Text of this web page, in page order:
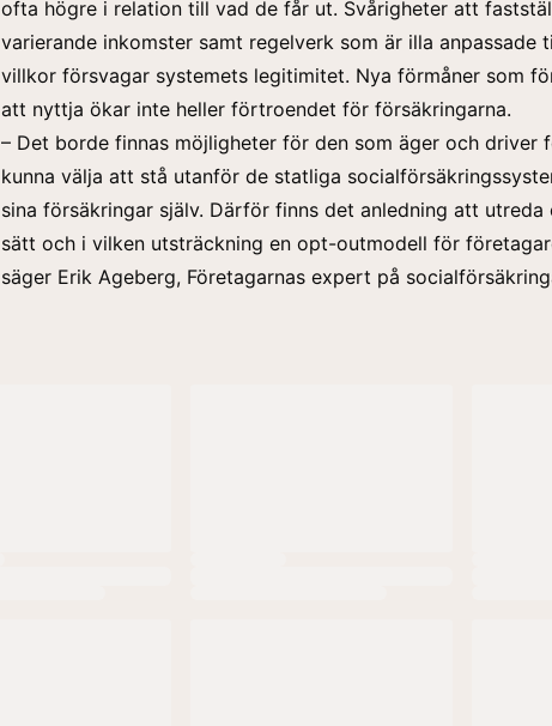
ofta högre i relation till vad de får ut. Svårigheter att
varierande inkomster samt regelverk som är illa anpassade
villkor försvagar systemets legitimitet. Nya förmåner som
att nyttja ökar inte heller förtroendet för försäkringarna.
– Det borde finnas möjligheter för den som äger och driver
kunna välja att stå utanför de statliga
sina försäkringar själv. Därför finns det anledning att
sätt och i vilken utsträckning en opt-outmodell för
säger Erik Ageberg, Företagarnas expert på